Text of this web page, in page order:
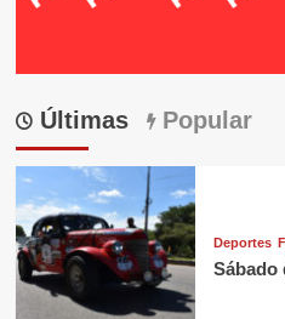
Últimas Popular
Deportes
Sábado